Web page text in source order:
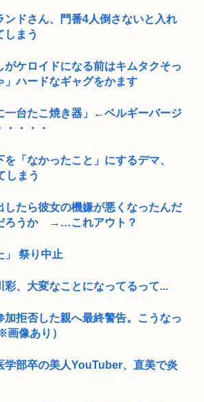
ンドさん、門番4人倒さないと入れ
しまう
がケロイドになる前はキムタクそっ
」ハードなギャグをかます
一台たこ焼き器」←ベルギーバージ
・・・・
を「なかったこと」にするデマ、
しまう
したら彼女の機嫌が悪くなったんだ
ろうか →…これアウト？
」 祭り中止
彩、大変なことになってるって...
加拒否した親へ最終警告。こうなっ
像あり）
学部卒の美人YouTuber、直美で炎